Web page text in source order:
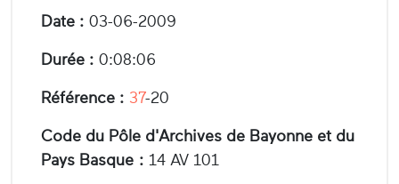
Date : 03-06-2009
Durée : 0:08:06
Référence : 37-20
Code du Pôle d'Archives de Bayonne et du
Pays Basque : 14 AV 101